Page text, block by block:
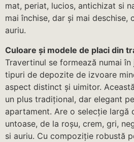
mat, periat, lucios, antichizat si
mai închise, dar și mai deschise,
auriu.
Culoare și modele de placi din
Travertinul se formează numai
tipuri de depozite de izvoare
aspect distinct și uimitor.
un plus tradițional, dar elegant
apartament. Are o selecție largă
untoase, de la roșu, crem, gri,
si auriu. Cu compoziție robustă